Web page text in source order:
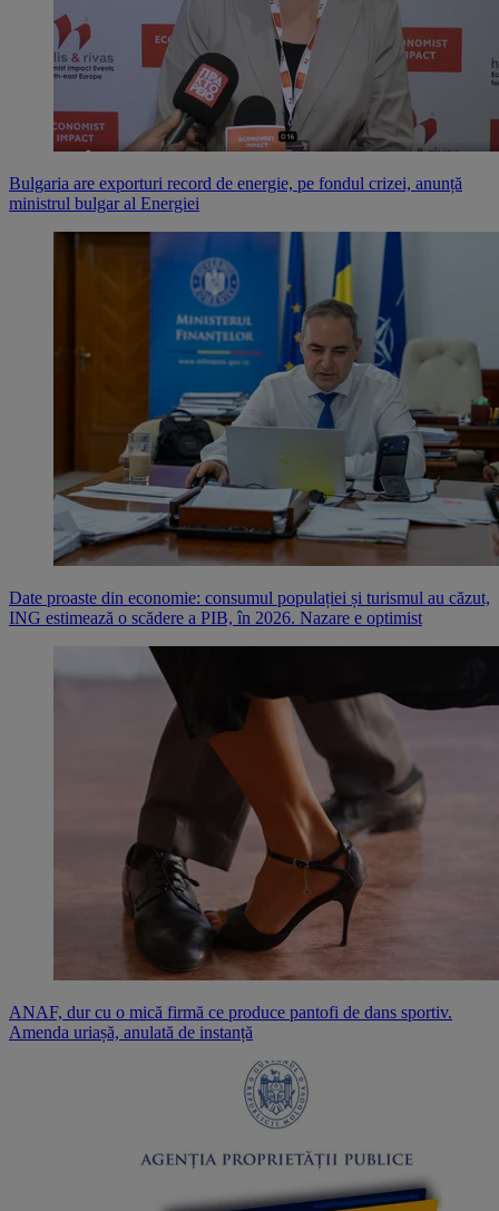
Bulgaria are exporturi record de energie, pe fondul crizei, anunță
ministrul bulgar al Energiei
Date proaste din economie: consumul populației și turismul au căzut,
ING estimează o scădere a PIB, în 2026. Nazare e optimist
ANAF, dur cu o mică firmă ce produce pantofi de dans sportiv.
Amenda uriașă, anulată de instanță